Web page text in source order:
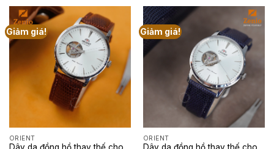
1,450,000₫
đến
2,800,000₫
Giảm giá!
ORIENT
Giảm giá!
ORIENT